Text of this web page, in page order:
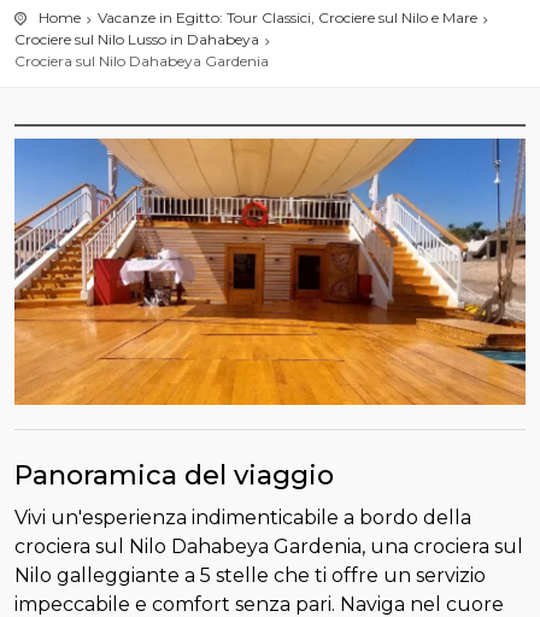
Home
Vacanze in Egitto: Tour Classici, Crociere sul Nilo e Mare
Crociere sul Nilo Lusso in Dahabeya
Crociera sul Nilo Dahabeya Gardenia
Panoramica del viaggio
Vivi un'esperienza indimenticabile a bordo della
crociera sul Nilo Dahabeya Gardenia, una crociera sul
Nilo galleggiante a 5 stelle che ti offre un servizio
impeccabile e comfort senza pari. Naviga nel cuore